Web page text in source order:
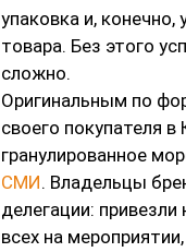
упаковка и,
товара. Без этого
сложно.
Оригинальным по
своего покупателя
гранулированное
СМИ. Владельцы
делегации:
всех на